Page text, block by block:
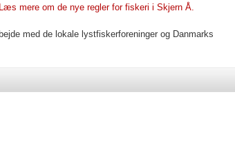
Læs mere om de nye regler for fiskeri i Skjern Å.
med de lokale lystfiskerforeninger og Danmarks